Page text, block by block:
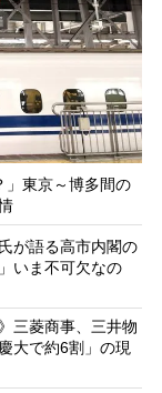
」東京～博多間の
が語る高市内閣の
いま不可欠なの
三菱商事、三井物
大で約6割」の現